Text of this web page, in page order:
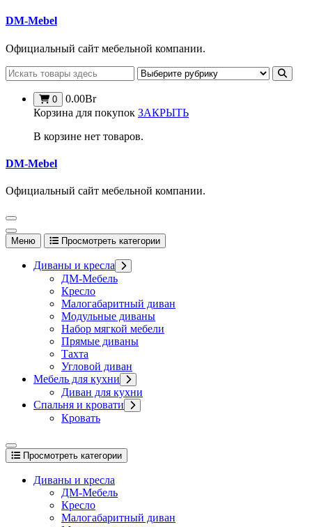
Перейти
содержимому
DM-Mebel
Официальный сайт мебельной компании.
0 0.00Br
Корзина для покупок ЗАКРЫТЬ
В корзине нет товаров.
DM-Mebel
Официальный сайт мебельной компании.
Меню Просмотреть категории
Диваны и кресла
ДМ-Мебель
Кресло
Малогабаритный диван
Модульные диваны
Набор мягкой мебели
Прямые диваны
Тахта
Угловой диван
Мебель для кухни
Диван для кухни
Спальня и кровати
Кровать
Просмотреть категории
Диваны и кресла
ДМ-Мебель
Кресло
Малогабаритный диван